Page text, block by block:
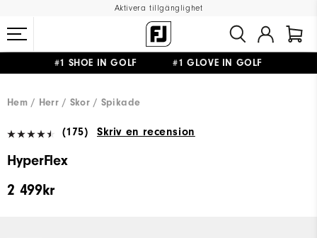
Aktivera tillgänglighet
#1 SHOE IN GOLF #1 GLOVE IN GOLF
Hem
Herr Skor Spikade
(175) Skriv en recension
HyperFlex
2 499kr